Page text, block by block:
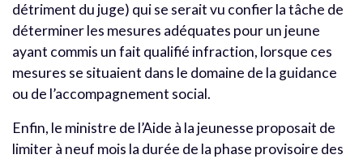
détriment du juge) qui se serait vu confier la tâche de
déterminer les mesures adéquates pour un jeune
ayant commis un fait qualifié infraction, lorsque ces
mesures se situaient dans le domaine de la guidance
ou de l’accompagnement social.
Enfin, le ministre de l’Aide à la jeunesse proposait de
limiter à neuf mois la durée de la phase provisoire des